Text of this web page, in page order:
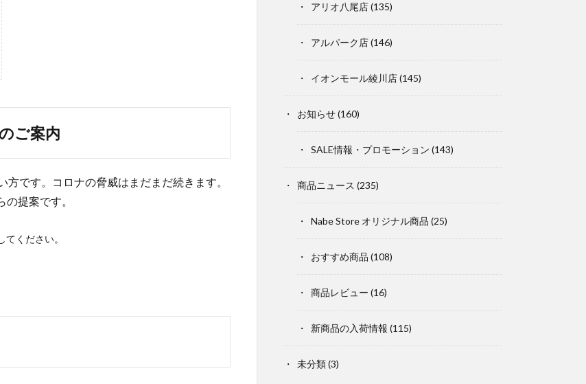
ご案内
です。コロナの脅威はまだまだ続きます。
提案です。
ください。
アリオ八尾店(135)
アルパーク店(146)
イオンモール綾川店(145)
お知らせ(160)
SALE情報・プロモーション (143)
商品ニュース (235)
Nabe Store オリジナル商品 (25)
おすすめ商品 (108)
商品レビュー (16)
新商品の入荷情報 (115)
未分類(3)